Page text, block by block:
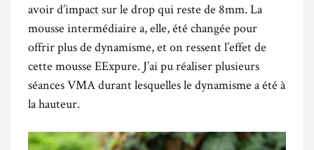
avoir d’impact sur le drop qui reste de 8mm. La
mousse intermédiaire a, elle, été changée pour
offrir plus de dynamisme, et on ressent l’effet de
cette mousse EExpure. J’ai pu réaliser plusieurs
séances VMA durant lesquelles le dynamisme a été à
la hauteur.